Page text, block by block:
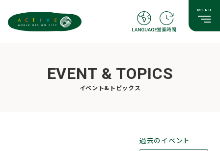
EVENT & TOPICS
イベント&トピックス
過去のイベント